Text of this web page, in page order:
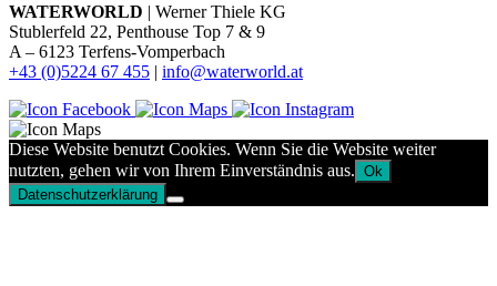
WATERWORLD | Werner Thiele KG
Stublerfeld 22, Penthouse Top 7 & 9
A – 6123 Terfens-Vomperbach
+43 (0)5224 67 455 | info@waterworld.at
Diese Website benutzt Cookies. Wenn Sie die Website weiter
nutzten, gehen wir von Ihrem Einverständnis aus. Ok
Datenschutzerklärung